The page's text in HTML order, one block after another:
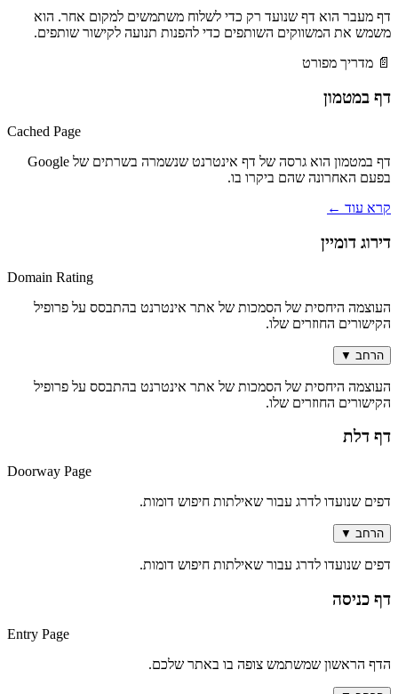
דף מעבר הוא דף שנועד רק כדי לשלוח משתמשים למקום אחר. הוא
משמש את המשווקים השותפים כדי להפנות תנועה לקישור שותפים.
📄 מדריך מפורט
דף במטמון
Cached Page
דף במטמון הוא גרסה של דף אינטרנט שנשמרה בשרתים של Google
בפעם האחרונה שהם ביקרו בו.
קרא עוד ←
דירוג דומיין
Domain Rating
העוצמה היחסית של הסמכות של אתר אינטרנט בהתבסס על פרופיל
הקישורים החוזרים שלו.
הרחב ▼
העוצמה היחסית של הסמכות של אתר אינטרנט בהתבסס על פרופיל
הקישורים החוזרים שלו.
דף דלת
Doorway Page
דפים שנועדו לדרג עבור שאילתות חיפוש דומות.
הרחב ▼
דפים שנועדו לדרג עבור שאילתות חיפוש דומות.
דף כניסה
Entry Page
הדף הראשון שמשתמש צופה בו באתר שלכם.